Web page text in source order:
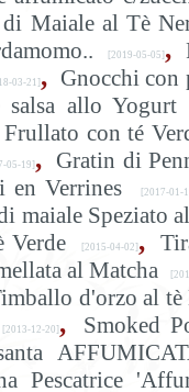
Maiale al Tè
[2019-05-05] ,
03-21] , Gnocchi con
allo Yogurt
Frullato con té
05-19] , Gratin di
en Verrines [2017-01-
maiale Speziato
Verde [2015-04-02] ,
al Matcha
d'orzo al tè
[2013-12-20] , Smoked
Pescatrice